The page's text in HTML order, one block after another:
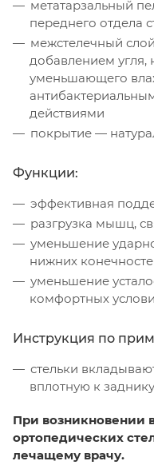
метатарзальный
переднего отдела
межстелечный
добавлением угля,
уменьшающего
действиями
покрытие —
Функции:
эффективная
разгрузка мышц,
уменьшение
нижних
уменьшение
комфортных
Инструкция по
стельки
вплотную к
При возникновении
ортопедических
лечащему врачу.